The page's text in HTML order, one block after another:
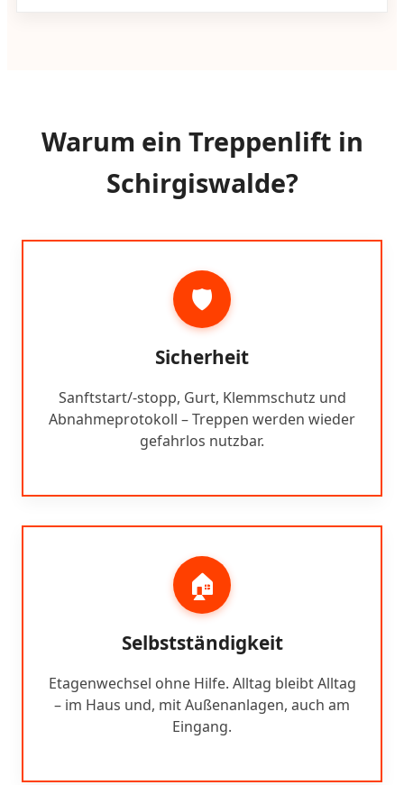
Warum ein Treppenlift in
Schirgiswalde?
🛡️
Sicherheit
Sanftstart/-stopp, Gurt, Klemmschutz und
Abnahmeprotokoll – Treppen werden wieder
gefahrlos nutzbar.
🏠
Selbstständigkeit
Etagenwechsel ohne Hilfe. Alltag bleibt Alltag
– im Haus und, mit Außenanlagen, auch am
Eingang.